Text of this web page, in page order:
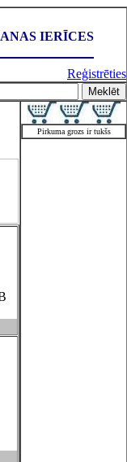
IERĪCES
Reģistrēties
Pirkuma grozs ir tukšs